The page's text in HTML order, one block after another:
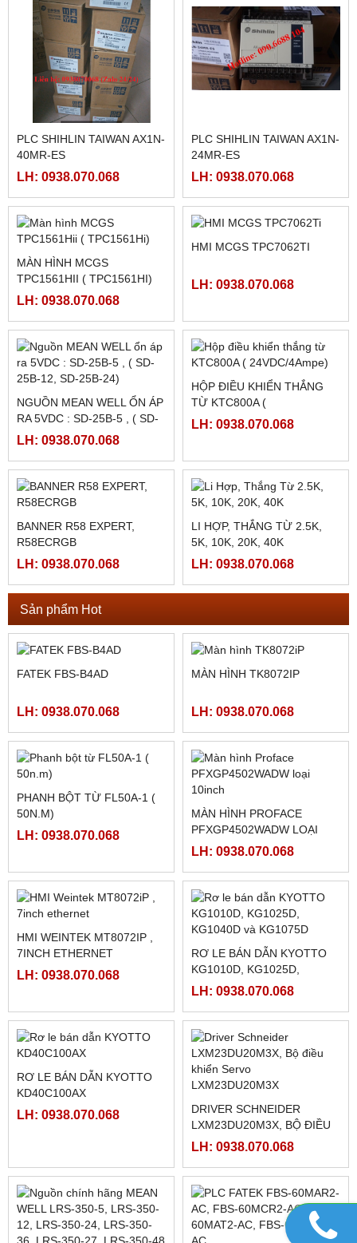
FATEK FBS-4A2D
LH: 0938.070.068
NGUỒN MEANWELL LRS-
350-48
LH: 0938.070.068
NGUỒN MEANWELL LRS-
350-24
LH: 0938.070.068
NGUỒN MEANWELL LRS-
LH: 0938.070.068
40MR-ES
24MR-ES
TPC1561HII ( TPC1561HI)
LH: 0938.070.068
HMI MCGS TPC7062TI
LH: 0938.070.068
RA 5VDC : SD-25B-5 , ( SD-
25B-12, SD-25B-24)
HỘP ĐIỀU KHIỂN THẮNG
TỪ KTC800A (
LH: 0938.070.068
BANNER R58 EXPERT,
LH: 0938.070.068
LI HỢP, THẮNG TỪ 2.5K,
5K, 10K, 20K, 40K
LH: 0938.070.068
FATEK FBS-B4AD
LH: 0938.070.068
MÀN HÌNH TK8072IP
LH: 0938.070.068